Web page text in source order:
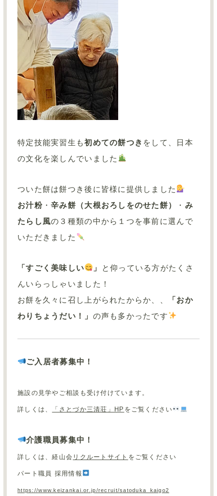
特定技能実習生も初めての餅つき をして、日本
の文化を楽しんでいました
ついた餅は餅つき後に皆様に提供しました
お汁粉・辛み餅（大根おろしをのせた餅） ・ み
たらし風の３種類の中から１つを事前に選んで
いただきました
「すごく美味しい 」
と仰っている方がたくさ
んいらっしゃいました！
お餅を久々に召し上がられたからか、、
「おか
わりちょうだい！」 の声も多かったです
ご入居者募集中！
施設の見学やご相談も受け付けています。
詳しくは、 「さとづか三清荘」HP をご覧ください
介護職員募集中！
詳しくは、経山会 リクルートサイト をご覧ください
パート職員 採用情報
https://www.keizankai.or.jp/recruit/satoduka_kaigo2